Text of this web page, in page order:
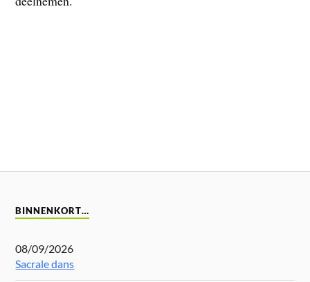
BINNENKORT…
08/09/2026
Sacrale dans